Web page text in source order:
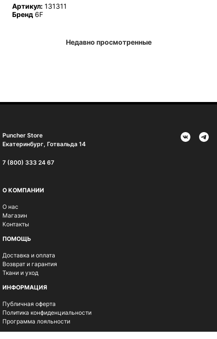
Артикул: 131311
Бренд 6F
Недавно просмотренные
Puncher Store
Екатеринбург, Готвальда 14
7 (800) 333 24 67
О КОМПАНИИ
О нас
Магазин
Контакты
ПОМОЩЬ
Доставка и оплата
Возврат и гарантия
Ткани и уход
ИНФОРМАЦИЯ
Публичная оферта
Политика конфиденциальности
Программа лояльности